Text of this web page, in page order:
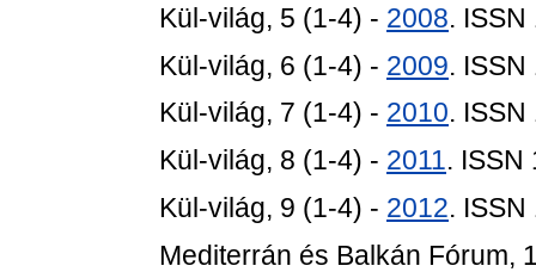
Kül-világ, 5 (1-4) - 2008.
Kül-világ, 6 (1-4) - 2009.
Kül-világ, 7 (1-4) - 2010.
Kül-világ, 8 (1-4) - 2011. ISSN
Kül-világ, 9 (1-4) - 2012.
Mediterrán és Balkán Fórum,